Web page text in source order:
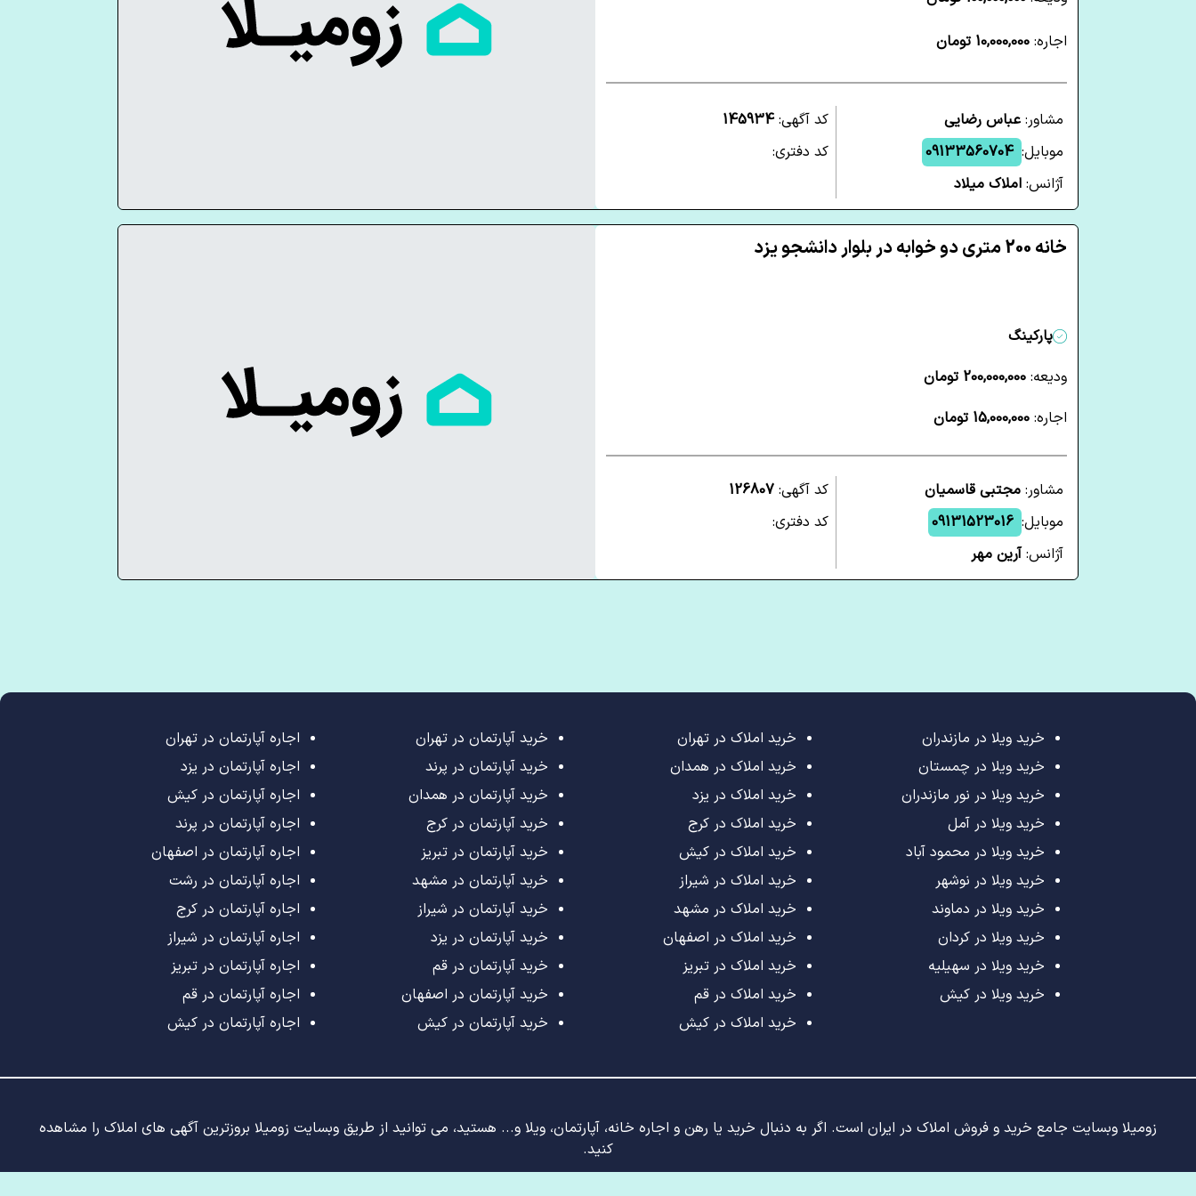
اجاره: 10,000,000 تومان
مشاور: عباس رضایی
موبایل: 09133560704
آژانس: املاک میلاد
کد آگهی: 145934
کد دفتری:
خانه 200 متری دو خوابه در بلوار دانشجو یزد
پارکینگ
ودیعه: 200,000,000 تومان
اجاره: 15,000,000 تومان
مشاور: مجتبی قاسمیان
موبایل: 09131523016
آژانس:آرین مهر
کد آگهی: 126807
کد دفتری:
خرید ویلا در مازندران
خرید ویلا در چمستان
خرید ویلا در نور مازندران
خرید ویلا در آمل
خرید ویلا در محمود آباد
خرید ویلا در نوشهر
خرید ویلا در دماوند
خرید ویلا در کردان
خرید ویلا در سهیلیه
خرید ویلا در کیش
خرید املاک در تهران
خرید املاک در همدان
خرید املاک در یزد
خرید املاک در کرج
خرید املاک در کیش
خرید املاک در شیراز
خرید املاک در مشهد
خرید املاک در اصفهان
خرید املاک در تبریز
خرید املاک در قم
خرید املاک در کیش
خرید آپارتمان در تهران
خرید آپارتمان در پرند
خرید آپارتمان در همدان
خرید آپارتمان در کرج
خرید آپارتمان در تبریز
خرید آپارتمان در مشهد
خرید آپارتمان در شیراز
خرید آپارتمان در یزد
خرید آپارتمان در قم
خرید آپارتمان در اصفهان
خرید آپارتمان در کیش
اجاره آپارتمان در تهران
اجاره آپارتمان در یزد
اجاره آپارتمان در کیش
اجاره آپارتمان در پرند
اجاره آپارتمان در اصفهان
اجاره آپارتمان در رشت
اجاره آپارتمان در کرج
اجاره آپارتمان در شیراز
اجاره آپارتمان در تبریز
اجاره آپارتمان در قم
اجاره آپارتمان در کیش
زومیلا وبسایت جامع خرید و فروش املاک در ایران است. اگر به دنبال خرید یا رهن و اجاره خانه، آپارتمان، ویلا و... هستید، می توانید از طریق وبسایت زومیلا بروزترین آگهی های املاک را مشاهده
کنید.